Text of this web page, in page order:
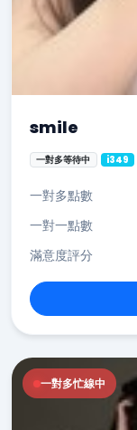
smile
一對多等待中 i349
一對多點數
一對一點數
滿意度評分
一對多忙線中